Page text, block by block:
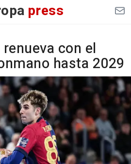
press
con el
hasta 2029